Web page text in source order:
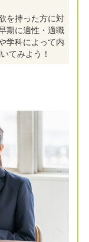
を持った方に対
期に適性・適職
学科によって内
てみよう！